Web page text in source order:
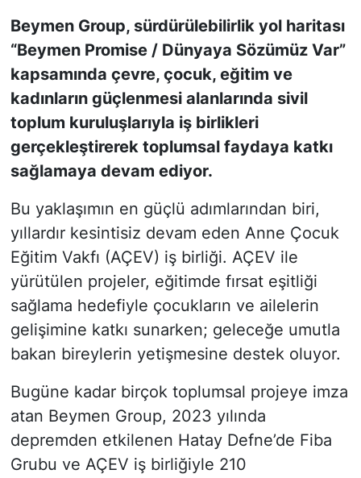
Beymen Group, sürdürülebilirlik yol haritası
“Beymen Promise / Dünyaya Sözümüz Var”
kapsamında çevre, çocuk, eğitim ve
kadınların güçlenmesi alanlarında sivil
toplum kuruluşlarıyla iş birlikleri
gerçekleştirerek toplumsal faydaya katkı
sağlamaya devam ediyor.
Bu yaklaşımın en güçlü adımlarından biri,
yıllardır kesintisiz devam eden Anne Çocuk
Eğitim Vakfı (AÇEV) iş birliği. AÇEV ile
yürütülen projeler, eğitimde fırsat eşitliği
sağlama hedefiyle çocukların ve ailelerin
gelişimine katkı sunarken; geleceğe umutla
bakan bireylerin yetişmesine destek oluyor.
Bugüne kadar birçok toplumsal projeye imza
atan Beymen Group, 2023 yılında
depremden etkilenen Hatay Defne’de Fiba
Grubu ve AÇEV iş birliğiyle 210
KONGRE HABERLERİ
KONGRE TAKVİMİ
RÖPORTAJLAR
BİYOGRAFİLER